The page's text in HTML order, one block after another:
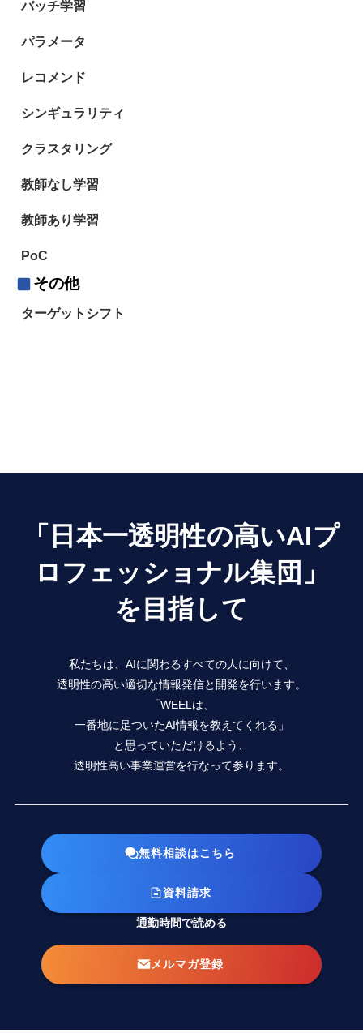
バッチ学習
パラメータ
レコメンド
シンギュラリティ
クラスタリング
教師なし学習
教師あり学習
PoC
その他
ターゲットシフト
「日本一透明性の高いAIプ
ロフェッショナル集団」
を目指して
私たちは、AIに関わるすべての人に向けて、
透明性の高い適切な情報発信と開発を行います。
「WEELは、
一番地に足ついたAI情報を教えてくれる」
と思っていただけるよう、
透明性高い事業運営を行なって参ります。
無料相談はこちら
資料請求
通勤時間で読める
メルマガ登録